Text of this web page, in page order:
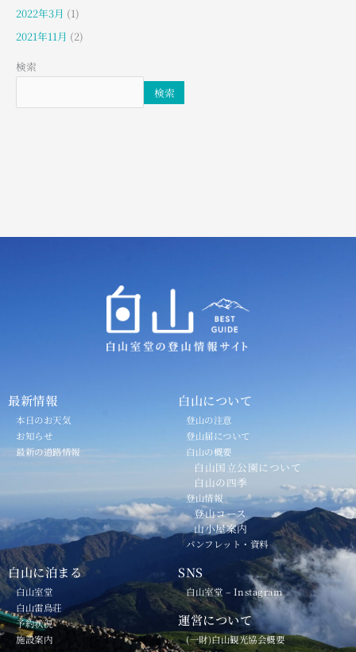
2022年3月 (1)
2021年11月 (2)
検索
検索
最新情報
本日のお天気
お知らせ
最新の道路情報
白山について
登山の注意
登山届について
白山の概要
白山国立公園について
白山の四季
登山情報
登山コース
山小屋案内
パンフレット・資料
白山に泊まる
白山室堂
白山雷鳥荘
予約状況
施設案内
SNS
白山室堂 – Instagram
運営について
(一財)白山観光協会概要